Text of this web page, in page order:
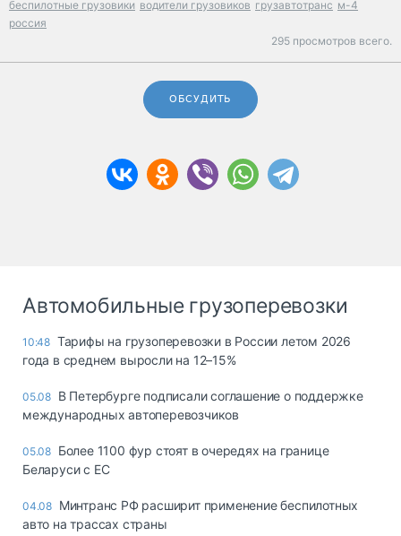
беспилотные грузовики водители грузовиков грузавтотранс м-4
россия
295 просмотров всего.
ОБСУДИТЬ
Автомобильные грузоперевозки
10:48 Тарифы на грузоперевозки в России летом 2026
года в среднем выросли на 12–15%
05.08 В Петербурге подписали соглашение о поддержке
международных автоперевозчиков
05.08 Более 1100 фур стоят в очередях на границе
Беларуси с ЕС
04.08 Минтранс РФ расширит применение беспилотных
авто на трассах страны